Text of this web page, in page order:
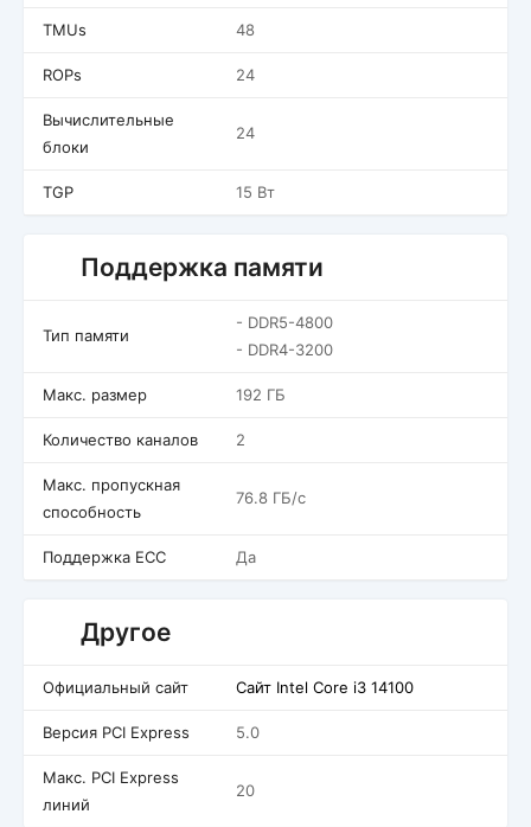
TMUs 48
ROPs 24
Вычислительные
блоки
24
TGP 15 Вт
Поддержка памяти
Тип памяти
- DDR5-4800
- DDR4-3200
Макс. размер 192 ГБ
Количество каналов 2
Макс. пропускная
способность
76.8 ГБ/c
Поддержка ECC Да
Другое
Официальный сайт Сайт Intel Core i3 14100
Версия PCI Express 5.0
Макс. PCI Express
линий
20